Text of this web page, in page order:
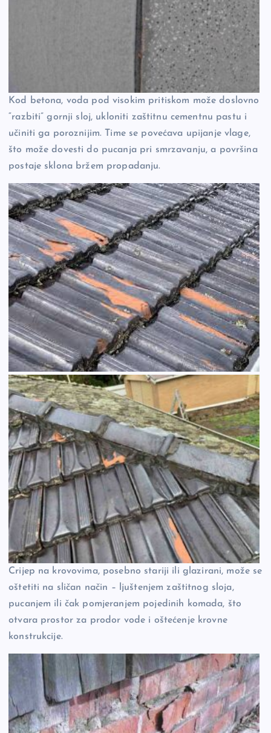
Kod betona, voda pod visokim pritiskom može doslovno
“razbiti” gornji sloj, ukloniti zaštitnu cementnu pastu i
učiniti ga poroznijim. Time se povećava upijanje vlage,
što može dovesti do pucanja pri smrzavanju, a površina
postaje sklona bržem propadanju.
Crijep na krovovima, posebno stariji ili glazirani, može se
oštetiti na sličan način – ljuštenjem zaštitnog sloja,
pucanjem ili čak pomjeranjem pojedinih komada, što
otvara prostor za prodor vode i oštećenje krovne
konstrukcije.